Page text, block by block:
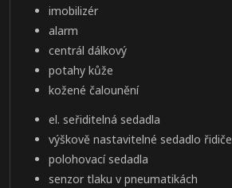
imobilizér
alarm
centrál dálkový
potahy kůže
kožené čalounění
el. seřiditelná sedadla
výškově nastavitelné sedadlo řidiče
polohovací sedadla
senzor tlaku v pneumatikách